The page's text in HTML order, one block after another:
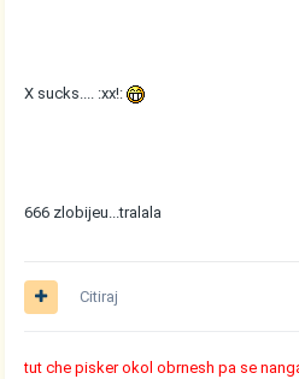
X sucks.... :xx!:
666 zlobijeu...tralala
Citiraj
tut che pisker okol obrnesh pa se